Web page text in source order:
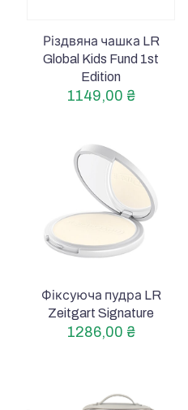
Різдвяна чашка LR
Global Kids Fund 1st
Edition
1149,00 ₴
Фіксуюча пудра LR
Zeitgart Signature
1286,00 ₴